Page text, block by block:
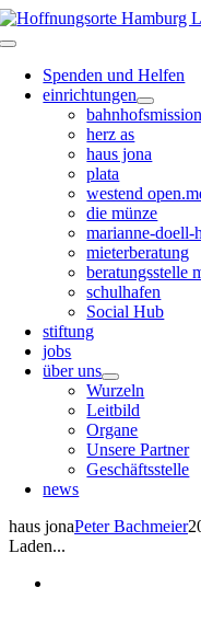
Zum
Inhalt
Toggle
NavigationSpenden und Helfen
einrichtungen
herz as
haus jona
plata
westend
die münze
marianne-doell-
mieterberatung
beratungsstelle
schulhafen
Social Hub
stiftung
jobs
über uns
Wurzeln
Leitbild
Organe
Unsere Partner
Geschäftsstelle
news
haus jonaPeter Bachmeier
Laden...